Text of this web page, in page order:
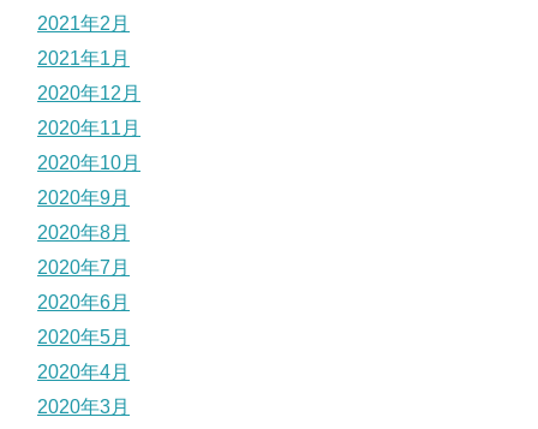
2021年2月
2021年1月
2020年12月
2020年11月
2020年10月
2020年9月
2020年8月
2020年7月
2020年6月
2020年5月
2020年4月
2020年3月